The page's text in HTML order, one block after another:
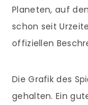
Planeten, auf
schon seit
offiziellen
Die Grafik des
gehalten. Ein